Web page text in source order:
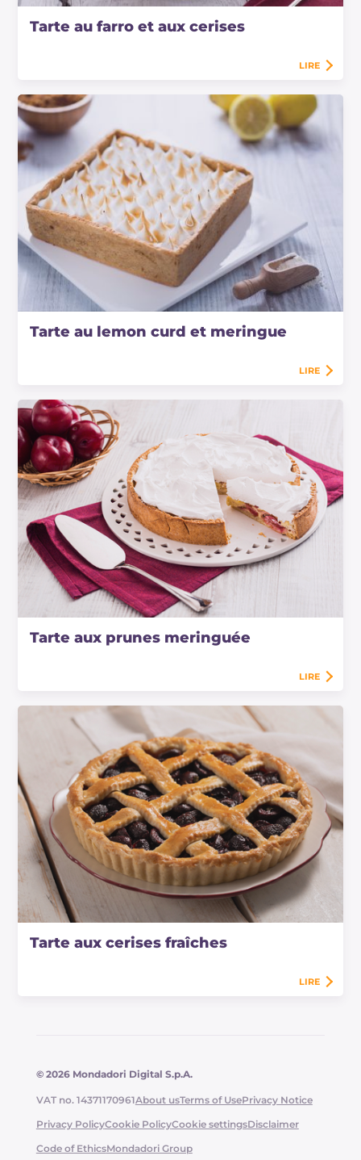
Tarte au farro et aux cerises
LIRE
Tarte au lemon curd et meringue
LIRE
Tarte aux prunes meringuée
LIRE
Tarte aux cerises fraîches
LIRE
© 2026 Mondadori Digital S.p.A.
VAT no. 14371170961About usTerms of UsePrivacy Notice
Privacy PolicyCookie PolicyCookie settingsDisclaimer
Code of EthicsMondadori Group